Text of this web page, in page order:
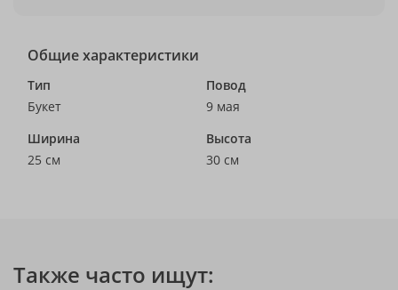
Общие характеристики
Тип
Букет
Повод
9 мая
Ширина
25 см
Высота
30 см
Также часто ищут: